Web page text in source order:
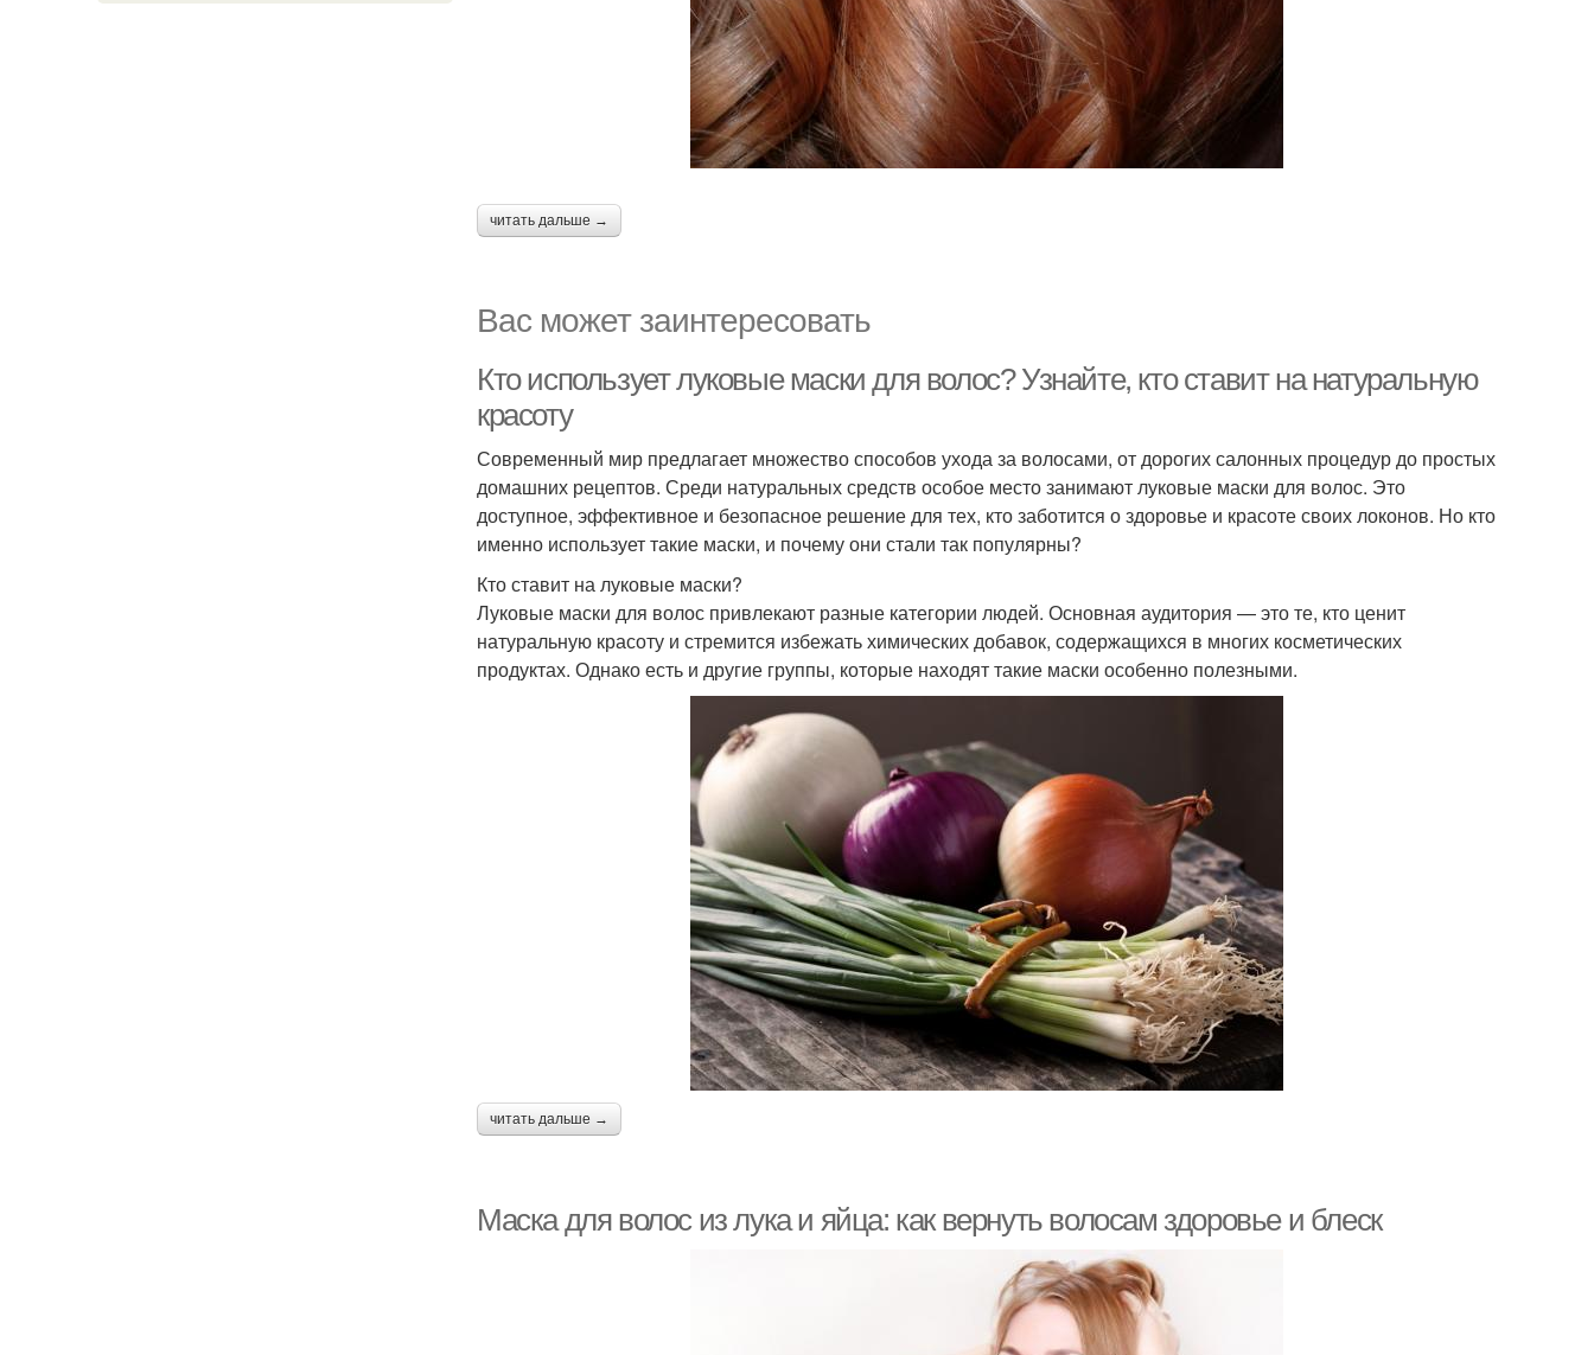
читать дальше →
Вас может заинтересовать
Кто использует луковые маски для волос? Узнайте, кто ставит на натуральную
красоту
Современный мир предлагает множество способов ухода за волосами, от дорогих салонных процедур до простых
домашних рецептов. Среди натуральных средств особое место занимают луковые маски для волос. Это
доступное, эффективное и безопасное решение для тех, кто заботится о здоровье и красоте своих локонов. Но кто
именно использует такие маски, и почему они стали так популярны?
Кто ставит на луковые маски?
Луковые маски для волос привлекают разные категории людей. Основная аудитория — это те, кто ценит
натуральную красоту и стремится избежать химических добавок, содержащихся в многих косметических
продуктах. Однако есть и другие группы, которые находят такие маски особенно полезными.
читать дальше →
Маска для волос из лука и яйца: как вернуть волосам здоровье и блеск